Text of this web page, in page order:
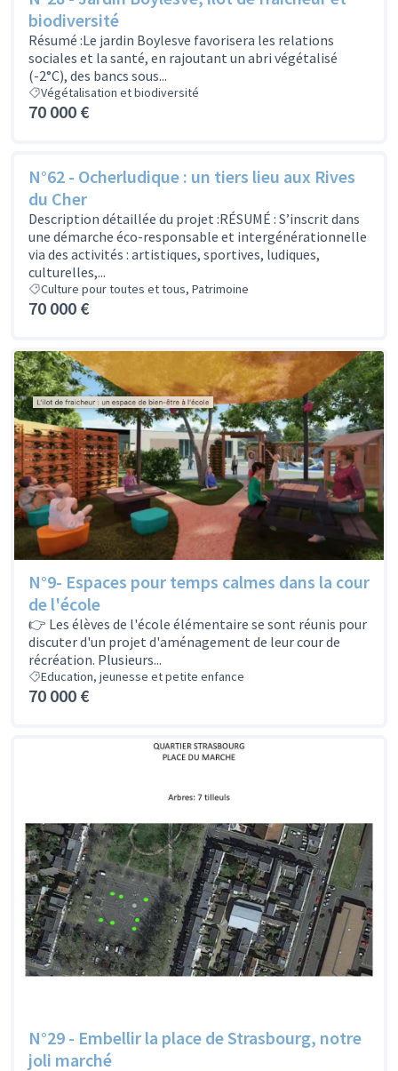
biodiversité
Résumé :Le jardin Boylesve favorisera les relations
sociales et la santé, en rajoutant un abri végétalisé
(-2°C), des bancs sous...
Végétalisation et biodiversité
70 000 €
N°62 - Ocherludique : un tiers lieu aux Rives
du Cher
Description détaillée du projet :RÉSUMÉ : S’inscrit dans
une démarche éco-responsable et intergénérationnelle
via des activités : artistiques, sportives, ludiques,
culturelles,...
Culture pour toutes et tous, Patrimoine
70 000 €
N°9- Espaces pour temps calmes dans la cour
de l'école
👉 Les élèves de l'école élémentaire se sont réunis pour
discuter d'un projet d'aménagement de leur cour de
récréation. Plusieurs...
Education, jeunesse et petite enfance
70 000 €
N°29 - Embellir la place de Strasbourg, notre
joli marché